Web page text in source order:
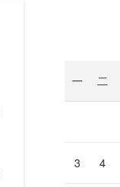
一 二
3 4